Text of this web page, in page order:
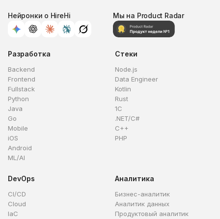
Нейронки о HireHi Мы на Product Radar
Разработка
Backend
Frontend
Fullstack
Python
Java
Go
Mobile
iOS
Android
ML/AI
Стеки
Node.js
Data Engineer
Kotlin
Rust
1C
.NET/C#
C++
PHP
DevOps
CI/CD
Cloud
IaC
Аналитика
Бизнес-аналитик
Аналитик данных
Продуктовый аналитик